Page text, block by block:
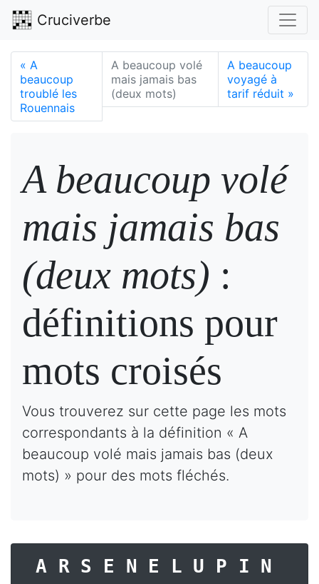
Cruciverbe
« A
beaucoup
troublé les
Rouennais
A beaucoup volé
mais jamais bas
(deux mots)
A beaucoup
voyagé à
tarif réduit »
A beaucoup volé
mais jamais bas
(deux mots) :
définitions pour
mots croisés
Vous trouverez sur cette page les mots
correspondants à la définition « A
beaucoup volé mais jamais bas (deux
mots) » pour des mots fléchés.
ARSENELUPIN